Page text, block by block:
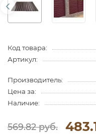
Код товара:
Артикул:
Производитель:
Цена за:
Наличие:
569.82 руб.